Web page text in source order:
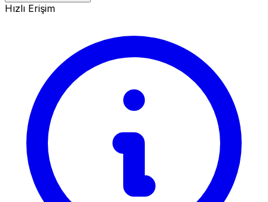
Hızlı Erişim